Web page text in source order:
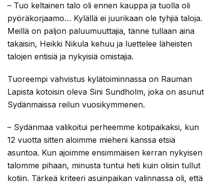
– Tuo keltainen talo oli ennen kauppa ja tuolla oli
pyöräkorjaamo… Kylällä ei juurikaan ole tyhjiä taloja.
Meillä on paljon paluumuuttajia, tänne tullaan aina
takaisin, Heikki Nikula kehuu ja luettelee läheisten
talojen entisiä ja nykyisiä omistajia.
Tuoreempi vahvistus kylätoiminnassa on Rauman
Lapista kotoisin oleva Sini Sundholm, joka on asunut
Sydänmaissa reilun vuosikymmenen.
– Sydänmaa valikoitui perheemme kotipaikaksi, kun
12 vuotta sitten aloimme mieheni kanssa etsiä
asuntoa. Kun ajoimme ensimmäisen kerran nykyisen
talomme pihaan, minusta tuntui heti kuin olisin tullut
kotiin. Tärkeä kriteeri asuinpaikan valinnassa oli, että